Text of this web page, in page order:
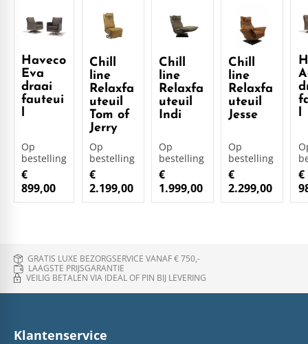
Haveco
Eva
draai
fauteui
l
Op
bestelling
€
899,00
Chill
line
Relaxfa
uteuil
Tom of
Jerry
Op
bestelling
€
2.199,00
Chill
line
Relaxfa
uteuil
Indi
Op
bestelling
€
1.999,00
Chill
line
Relaxfa
uteuil
Jesse
Op
bestelling
€
2.299,00
l
€
GRATIS LUXE BEZORGSERVICE VANAF € 750,-
LAAGSTE PRIJSGARANTIE
VEILIG BETALEN VIA IDEAL OF PIN BIJ LEVERING
Klantenservice